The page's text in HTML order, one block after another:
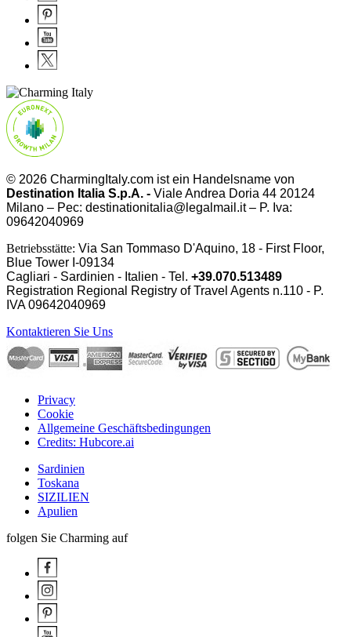
© 2026 CharmingItaly.com ist ein Handelsname von
Destination Italia S.p.A. - Viale Andrea Doria 44 20124
Milano – Pec: destinationitalia@legalmail.it – P. Iva:
09642040969
Betriebsstätte: Via San Tommaso D'Aquino, 18 - First Floor,
Blue Tower I-09134
Cagliari - Sardinien - Italien - Tel. +39.070.513489
Registration Regional Registry of Travel Agents n.110 - P.
IVA09642040969
Kontaktieren Sie Uns
Privacy
Cookie
Allgemeine Geschäftsbedingungen
Credits: Hubcore.ai
Sardinien
Toskana
SIZILIEN
Apulien
folgen Sie Charming auf